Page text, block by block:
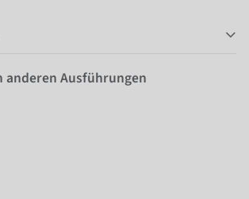
anderen Ausführungen